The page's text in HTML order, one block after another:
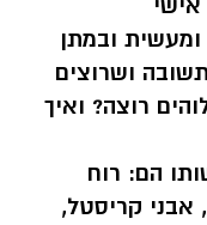
אישי
ומעשית ובמתן
ושרוצים
רוצה? ואיך
הם: רוח
אבני קריסטל,